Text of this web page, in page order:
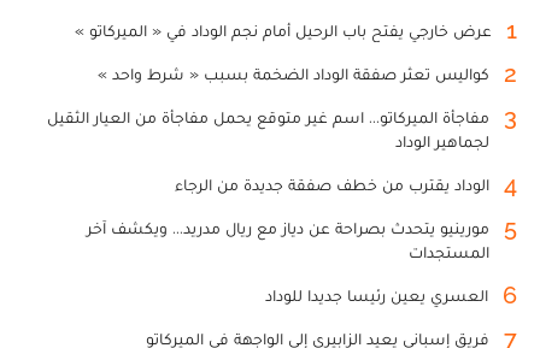
1 عرض خارجي يفتح باب الرحيل أمام نجم الوداد في « الميركاتو »
2 كواليس تعثر صفقة الوداد الضخمة بسبب « شرط واحد »
3
مفاجأة الميركاتو... اسم غير متوقع يحمل مفاجأة من العيار الثقيل
لجماهير الوداد
4 الوداد يقترب من خطف صفقة جديدة من الرجاء
5
مورينيو يتحدث بصراحة عن دياز مع ريال مدريد... ويكشف آخر
المستجدات
6 العسري يعين رئيسا جديدا للوداد
7 فريق إسباني يعيد الزابيري إلى الواجهة في الميركاتو